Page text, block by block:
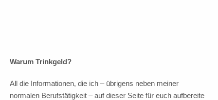
Warum Trinkgeld?
All die Informationen, die ich – übrigens neben meiner
normalen Berufstätigkeit – auf dieser Seite für euch aufbereite